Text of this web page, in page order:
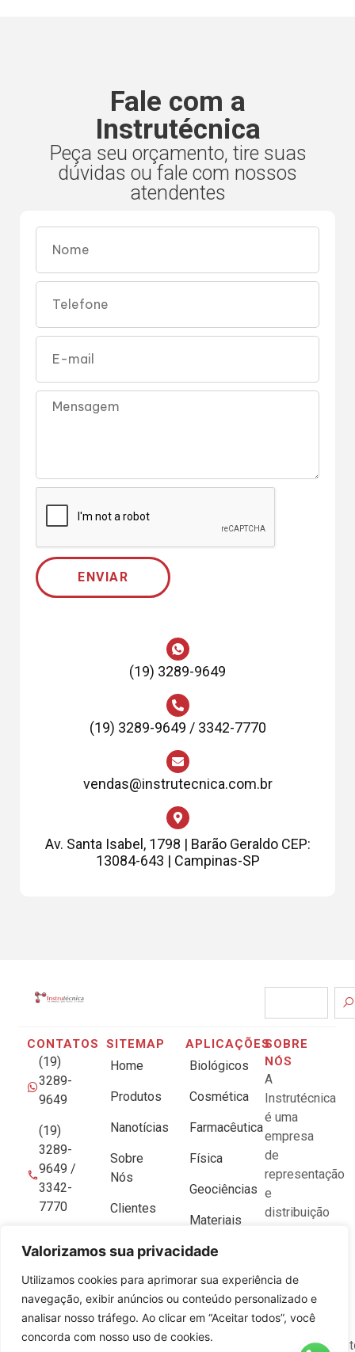
Valorizamos sua privacidade
Utilizamos cookies para aprimorar sua experiência de
navegação, exibir anúncios ou conteúdo personalizado e
analisar nosso tráfego. Ao clicar em “Aceitar todos”, você
concorda com nosso uso de cookies.
Fale com a
Instrutécnica
Peça seu orçamento, tire suas
dúvidas ou fale com nossos
atendentes
ENVIAR
(19) 3289-9649
(19) 3289-9649 / 3342-7770
vendas@instrutecnica.com.br
Av. Santa Isabel, 1798 | Barão Geraldo CEP:
13084-643 | Campinas-SP
CONTATOS
(19)
3289-
9649
(19)
3289-
9649 /
3342-
7770
Isabel,
1798 |
Barão
Geraldo
SITEMAP
Home
Produtos
Nanotícias
Sobre
Nós
Clientes
APLICAÇÕES
Biológicos
Cosmética
Farmacêutica
Física
Geociências
Materiais
Médico
Química
SOBRE
NÓS
A
Instrutécnica
é uma
empresa
de
representação
e
distribuição
científicos
para
pesquisa e